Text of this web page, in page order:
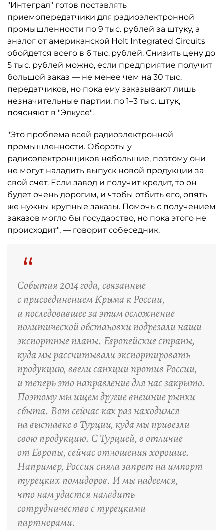
"Интеграл" готов поставлять
приемопередатчики для радиоэлектронной
промышленности по 9 тыс. рублей за штуку, а
аналог от американской Holt Integrated Circuits
обойдется всего в 6 тыс. рублей. Снизить цену до
5 тыс. рублей можно, если предприятие получит
большой заказ — не менее чем на 30 тыс.
передатчиков, но пока ему заказывают лишь
незначительные партии, по 1–3 тыс. штук,
поясняют в "Элкусе".
"Это проблема всей радиоэлектронной
промышленности. Обороты у
радиоэлектронщиков небольшие, поэтому они
не могут наладить выпуск новой продукции за
свой счет. Если завод и получит кредит, то он
будет очень дорогим, и чтобы отбить его, опять
же нужны крупные заказы. Помочь с получением
заказов могло бы государство, но пока этого не
происходит", — говорит собеседник.
“
События 2014 года, связанные
с присоединением Крыма к России,
и последовавшее за этим осложнение
политической обстановки подрезали наши
экспортные планы. Европейские страны,
куда мы рассчитывали экспортировать
продукцию, ввели санкции против России,
и теперь это направление для нас закрыто.
Поэтому мы ищем другие внешние рынки
сбыта. Вот сейчас как раз находимся
на выставке в Турции, куда мы привезли
свою продукцию. С Турцией, в отличие
от Европы, сейчас отношения хорошие.
Например, Россия сняла запрет на импорт
турецких помидоров. И мы надеемся,
что нам удастся наладить
сотрудничество с турецкими
партнерами.